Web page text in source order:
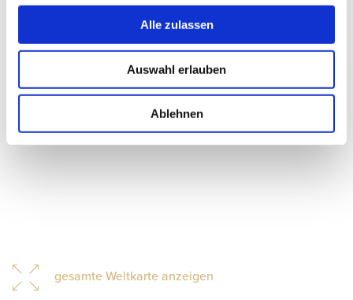
Alle zulassen
Auswahl erlauben
Ablehnen
gesamte Weltkarte anzeigen